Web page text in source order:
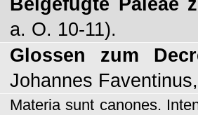
Beigefügte Paleae
a. O. 10-11).
Glossen zum
Johannes
Materia sunt canones.